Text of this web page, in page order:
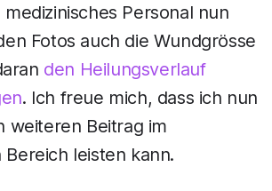
medizinisches Personal nun
Fotos auch die Wundgrösse
den Heilungsverlauf
. Ich freue mich, dass ich nun
weiteren Beitrag im
Bereich leisten kann.